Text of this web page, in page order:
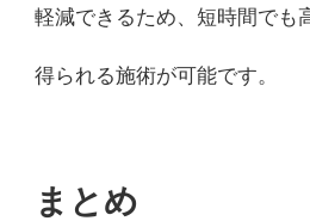
軽減できるため、短時間でも
得られる施術が可能です。
まとめ